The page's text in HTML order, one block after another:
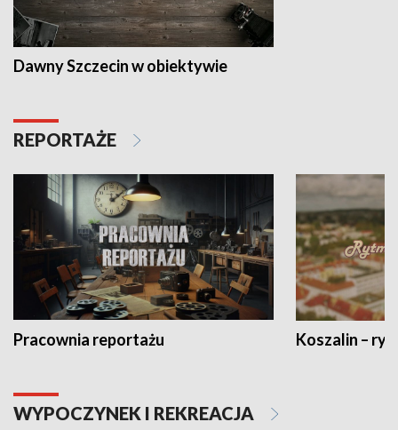
Dawny Szczecin w obiektywie
REPORTAŻE
Pracownia reportażu Koszalin –
WYPOCZYNEK I REKREACJA